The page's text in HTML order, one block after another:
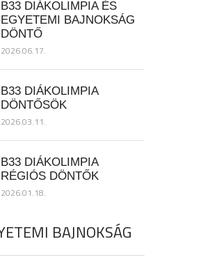
B33 DIÁKOLIMPIA ÉS
EGYETEMI BAJNOKSÁG
DÖNTŐ
2026.06.17.
B33 DIÁKOLIMPIA
DÖNTŐSÖK
2026.03.11.
B33 DIÁKOLIMPIA
RÉGIÓS DÖNTŐK
2026.01.18.
BAJNOKSÁG